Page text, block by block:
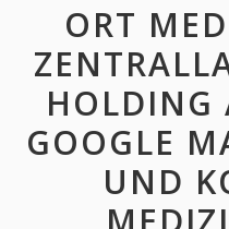
ORT
HOLDING
GOOGLE
UND